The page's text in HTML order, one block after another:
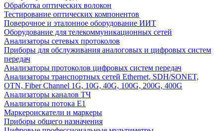
Обработка оптических волокон
Тестирование оптических компонентов
Поверочное и эталонное оборудование ИИТ
Оборудование для телекоммуникационных сетей
Анализаторы сетевых протоколов
Приборы для обслуживания аналоговых и цифровых систем
передач
Анализаторы протоколов цифровых систем передач
Анализаторы транспортных сетей Ethernet, SDH/SONET,
OTN, Fiber Channel 1G, 10G, 40G, 100G, 200G, 400G
Анализаторы каналов ТЧ
Анализаторы потока Е1
Маркероискатели и маркеры
Приборы общего назначения